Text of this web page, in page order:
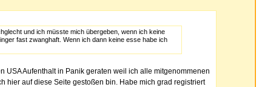
und ich müsste mich übergeben, wenn ich keine
fast zwanghaft. Wenn ich dann keine esse habe ich
Aufenthalt in Panik geraten weil ich alle mitgenommenen
hier auf diese Seite gestoßen bin. Habe mich grad registriert